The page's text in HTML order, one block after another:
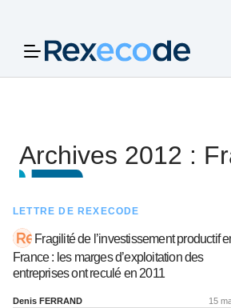
Archives 2012 :
LETTRE DE REXECODE
Fragilité de l’investissement productif
France : les marges d’exploitation des
entreprises ont reculé en 2011
Denis FERRAND 15